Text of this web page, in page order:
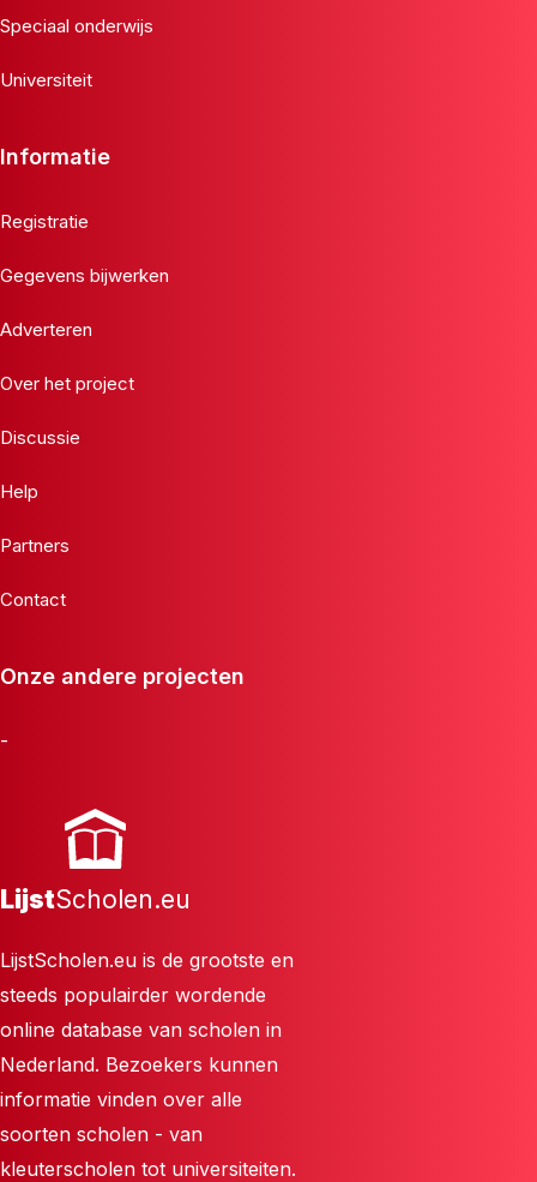
Speciaal onderwijs
Universiteit
Informatie
Registratie
Gegevens bijwerken
Adverteren
Over het project
Discussie
Help
Partners
Contact
Onze andere projecten
-
LijstScholen.eu
LijstScholen.eu is de grootste en
steeds populairder wordende
online database van scholen in
Nederland. Bezoekers kunnen
informatie vinden over alle
soorten scholen - van
kleuterscholen tot universiteiten.